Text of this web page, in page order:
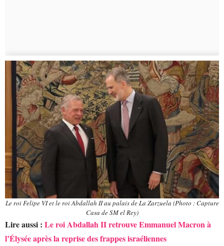
Le roi Felipe VI et le roi Abdallah II au palais de La Zarzuela (Photo : Capture
Casa de SM el Rey)
Lire aussi : Le roi Abdallah II retrouve Emmanuel Macron à
l’Élysée après la reprise des frappes israéliennes